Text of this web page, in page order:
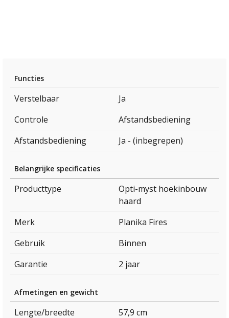
Functies
Verstelbaar
Ja
Controle
Afstandsbediening
Afstandsbediening
Ja - (inbegrepen)
Belangrijke specificaties
Producttype
Opti-myst hoekinbouw
haard
Merk
Planika Fires
Gebruik
Binnen
Garantie
2 jaar
Afmetingen en gewicht
Lengte/breedte
57,9 cm